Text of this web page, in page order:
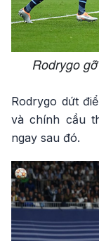
Rodrygo
Rodrygo dứt
và chính cầu
ngay sau đó.